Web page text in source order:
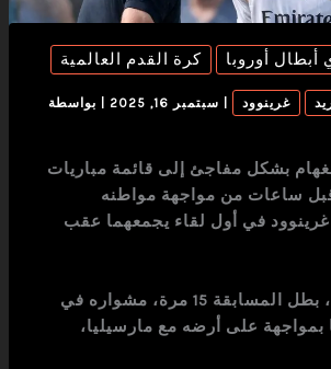
أبطال أوروبا كرة القدم العالمية
غرينوود سبتمبر 16, 2025
| بواسطة
بشكل مفاجئ إلى قائمة مباريات
ساعات من مواجهة مواطنه
في أول لقاء يجمعهما عقب
ويفتتح ريال مدريد، بطل المسابقة 15 مرة، مشواره في
بمواجهة على أرضه مع مارسيليا،